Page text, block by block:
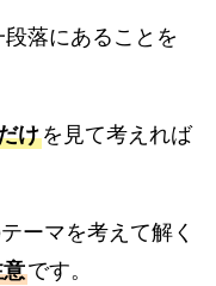
段落にあることを
けを見て考えれば
ーマを考えて解く
です。